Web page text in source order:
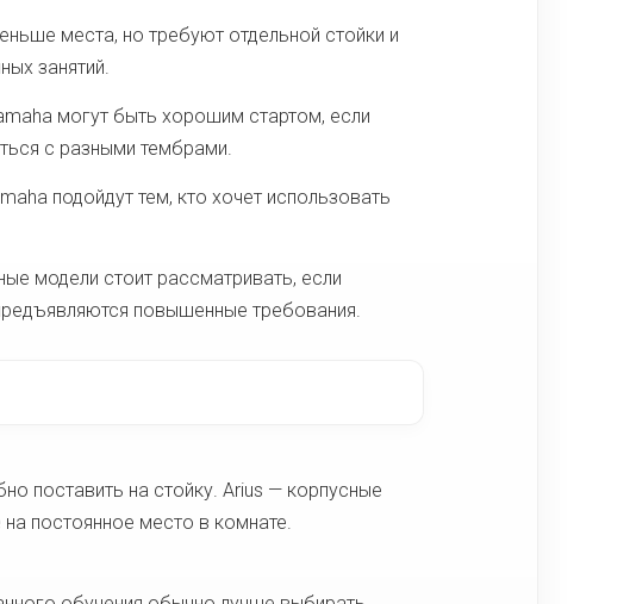
места, но требуют отдельной стойки и
занятий.
могут быть хорошим стартом, если
с разными тембрами.
подойдут тем, кто хочет использовать
модели стоит рассматривать, если
повышенные требования.
поставить на стойку. Arius — корпусные
постоянное место в комнате.